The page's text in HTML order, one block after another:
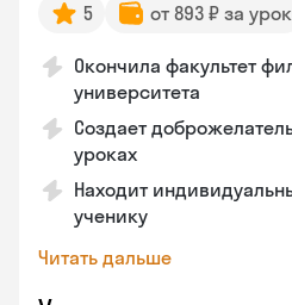
5 от 893 ₽ за урок
Окончила факультет
университета
Создает
уроках
Находит
ученику
Читать дальше